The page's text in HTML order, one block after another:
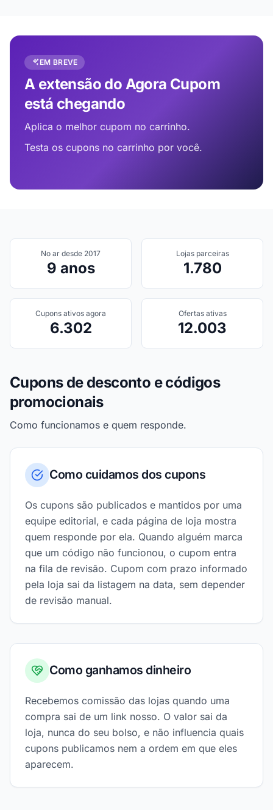
EM BREVE
A extensão do Agora Cupom
está chegando
Aplica o melhor cupom no carrinho.
Testa os cupons no carrinho por você.
No ar desde 2017
9 anos
Lojas parceiras
1.780
Cupons ativos agora
6.302
Ofertas ativas
12.003
Cupons de desconto e códigos
promocionais
Como funcionamos e quem responde.
Como cuidamos dos cupons
Os cupons são publicados e mantidos por uma
equipe editorial, e cada página de loja mostra
quem responde por ela. Quando alguém marca
que um código não funcionou, o cupom entra
na fila de revisão. Cupom com prazo informado
pela loja sai da listagem na data, sem depender
de revisão manual.
Como ganhamos dinheiro
Recebemos comissão das lojas quando uma
compra sai de um link nosso. O valor sai da
loja, nunca do seu bolso, e não influencia quais
cupons publicamos nem a ordem em que eles
aparecem.